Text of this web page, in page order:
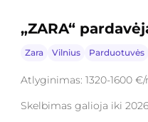
„ZARA“
Zara Vilnius Parduotuvės
Atlyginimas: 1320-1600
Skelbimas galioja iki